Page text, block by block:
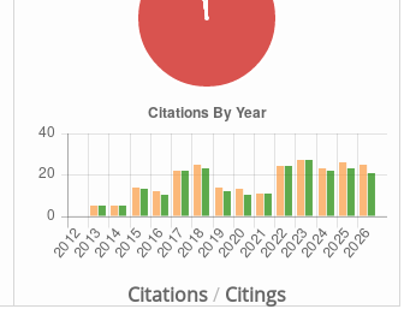
Citations/ Citings